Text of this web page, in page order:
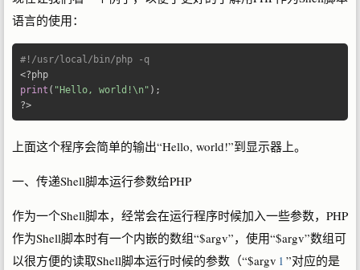
语言的使用：
#!/usr/local/bin/php -q
<?
print ( "Hello, world!\n" );
?>
上面这个程序会简单的输出“Hello, world!”到显示器上。
一、传递Shell脚本运行参数给PHP
作为一个Shell脚本，经常会在运行程序时候加入一些参数，PHP
作为Shell脚本时有一个内嵌的数组“$argv”，使用“$argv”数组可
以很方便的读取Shell脚本运行时候的参数（“$argv 1 ”对应的是